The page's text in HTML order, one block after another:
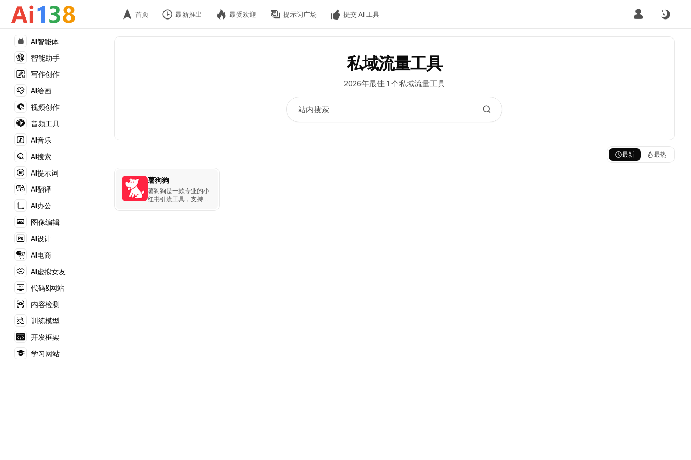
AI智能体
智能助手
写作创作
AI绘画
视频创作
音频工具
AI音乐
AI搜索
AI提示词
AI翻译
AI办公
图像编辑
AI设计
AI电商
AI虚拟女友
代码&网站
内容检测
训练模型
开发框架
学习网站
首页 最新推出 最受欢迎 提示词广场 提交 AI 工具
私域流量工具
2026年最佳 1 个私域流量工具
最新 最热
薯狗狗
薯狗狗是一款专业的小
红书引流工具，支持笔